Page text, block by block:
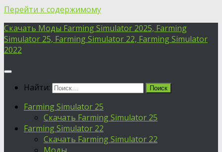
Перейти к содержимому
Скачать Моды Farming Simulator 2025, Farming
Simulator 25, Farming Simulator 22, Farming Simulator
2022
Найти:
Farming Simulator 25
Скачать Farming Simulator 25
Farming Simulator 22
Скачать Farming Simulator 22